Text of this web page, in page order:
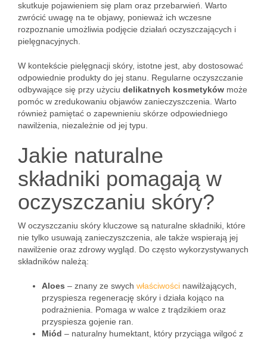
skutkuje pojawieniem się plam oraz przebarwień. Warto
zwrócić uwagę na te objawy, ponieważ ich wczesne
rozpoznanie umożliwia podjęcie działań oczyszczających i
pielęgnacyjnych.
W kontekście pielęgnacji skóry, istotne jest, aby dostosować
odpowiednie produkty do jej stanu. Regularne oczyszczanie
odbywające się przy użyciu delikatnych kosmetyków może
pomóc w zredukowaniu objawów zanieczyszczenia. Warto
również pamiętać o zapewnieniu skórze odpowiedniego
nawilżenia, niezależnie od jej typu.
Jakie naturalne
składniki pomagają w
oczyszczaniu skóry?
W oczyszczaniu skóry kluczowe są naturalne składniki, które
nie tylko usuwają zanieczyszczenia, ale także wspierają jej
nawilżenie oraz zdrowy wygląd. Do często wykorzystywanych
składników należą:
Aloes – znany ze swych właściwości nawilżających,
przyspiesza regenerację skóry i działa kojąco na
podrażnienia. Pomaga w walce z trądzikiem oraz
przyspiesza gojenie ran.
Miód – naturalny humektant, który przyciąga wilgoć z